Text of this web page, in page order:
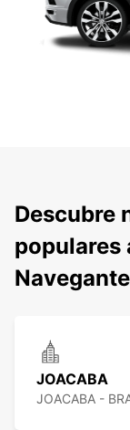
Descubre
populares
JOACABA
JOACABA -